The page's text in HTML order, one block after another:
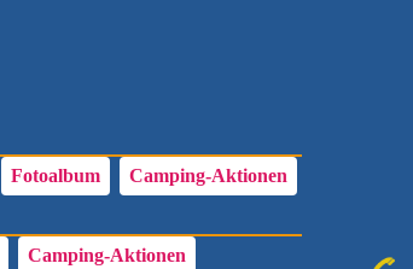
Fotoalbum Camping-Aktionen
Camping-Aktionen